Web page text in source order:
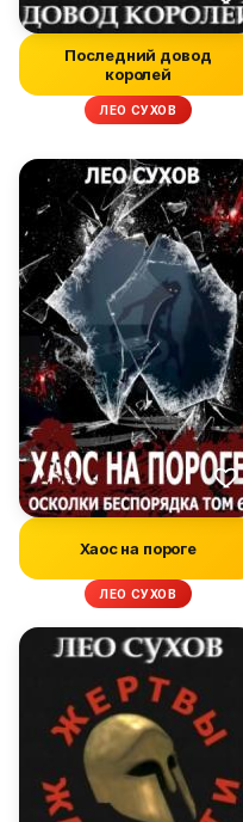
Последний довод
королей
ЛЕО СУХОВ
Хаос на пороге
ЛЕО СУХОВ